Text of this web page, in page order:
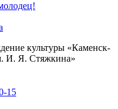
культуры «Каменск-
И. Я. Стяжкина»
15